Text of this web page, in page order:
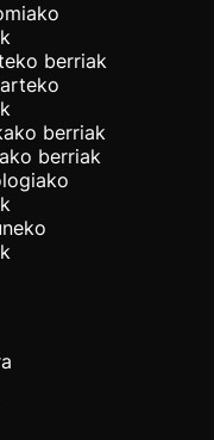
berriak
berriak
berriak